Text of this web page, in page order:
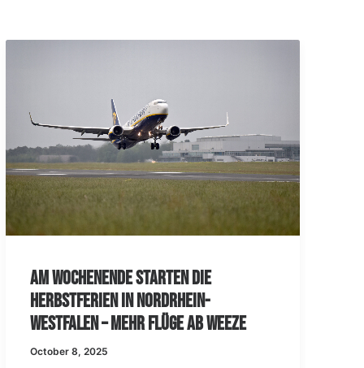
Weeze!
April 1, 2025